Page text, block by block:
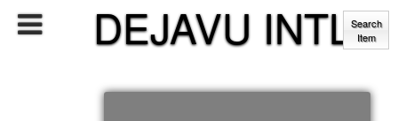
DEJAVU INTL.Search
Item